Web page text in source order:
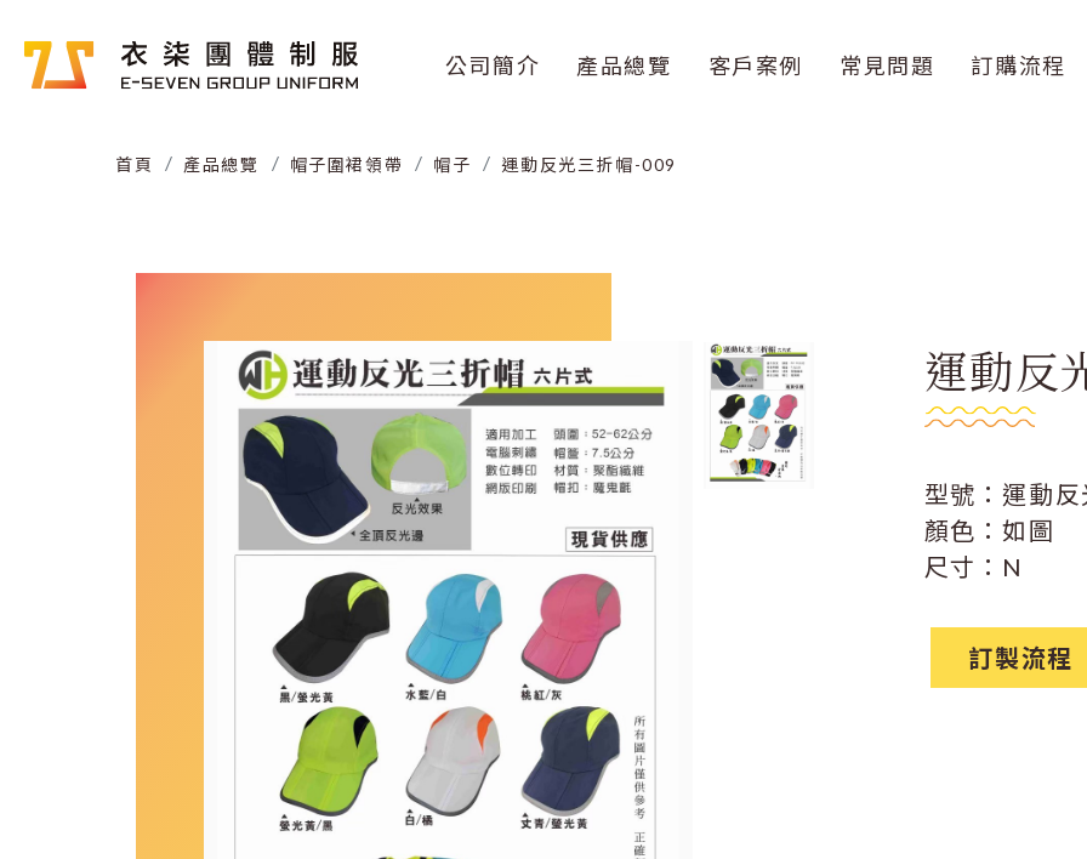
公司簡介 產品總覽 客戶案例 常見問題 訂購流程
首頁 產品總覽 帽子圍裙領帶 帽子 運動反光三折帽-009
運動反
型號：運動
顏色：如圖
尺寸：N
訂製流程